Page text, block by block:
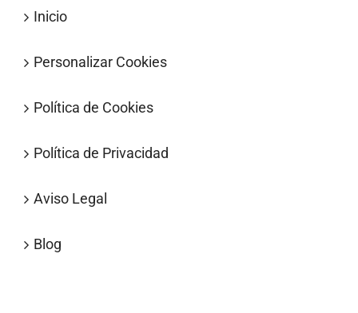
Inicio
Personalizar Cookies
Política de Cookies
Política de Privacidad
Aviso Legal
Blog